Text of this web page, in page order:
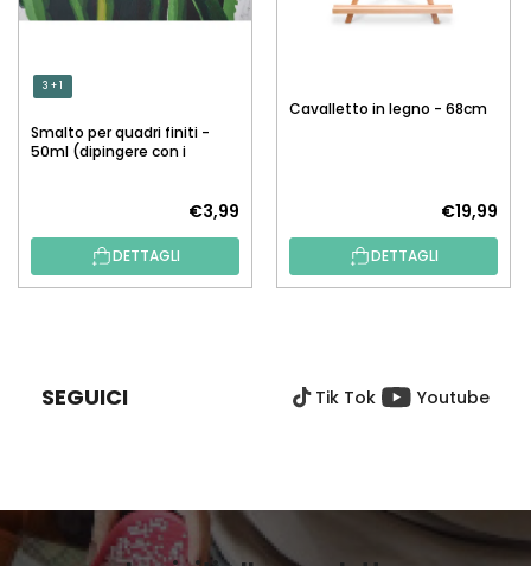
3 + 1
Smalto per quadri finiti -
50ml (dipingere con i
€3,99
DETTAGLI
Cavalletto in legno - 68cm
€19,99
DETTAGLI
G
SEGUICI Tik Tok Youtube